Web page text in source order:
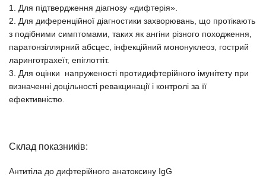
1. Для підтвердження діагнозу «дифтерія».
2. Для диференційної діагностики захворювань, що протікають
з подібними симптомами, таких як ангіни різного походження,
паратонзіллярний абсцес, інфекційний мононуклеоз, гострий
ларинготрахеїт, епіглоттіт.
3. Для оцінки напруженості протидифтерійного імунітету при
визначенні доцільності ревакцинації і контролі за її
ефективністю.
Склад показників:
Антитіла до дифтерійного анатоксину IgG